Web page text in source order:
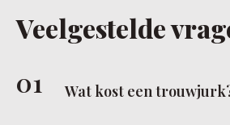
Veelgestelde
Wat kost een